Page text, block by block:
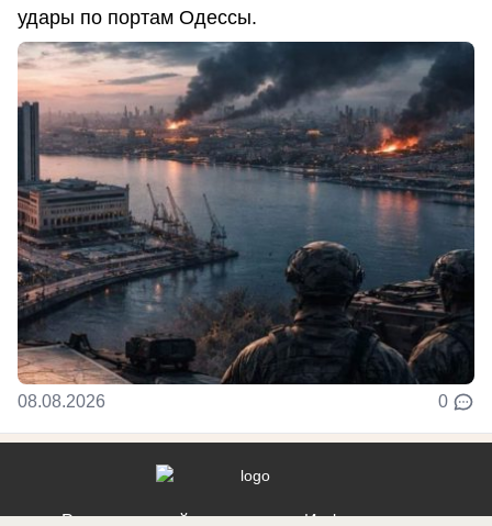
удары по портам Одессы.
08.08.2026 0
Реклама на сайте Информация